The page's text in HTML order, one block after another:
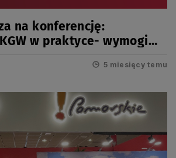
na konferencję:
w praktyce- wymogi
5 miesięcy temu